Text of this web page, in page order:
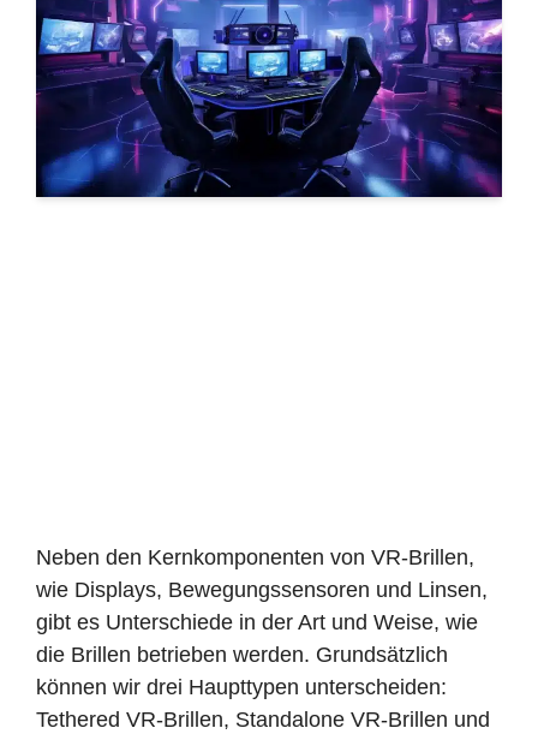
Neben den Kernkomponenten von VR-Brillen,
wie Displays, Bewegungssensoren und Linsen,
gibt es Unterschiede in der Art und Weise, wie
die Brillen betrieben werden. Grundsätzlich
können wir drei Haupttypen unterscheiden:
Tethered VR-Brillen, Standalone VR-Brillen und